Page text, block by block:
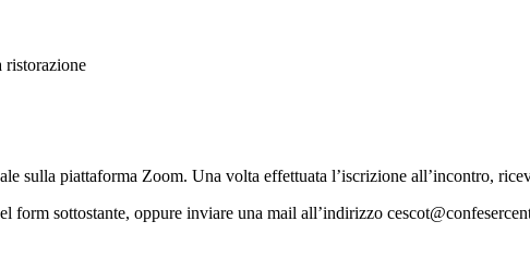
ristorazione
sulla piattaforma Zoom. Una volta effettuata l’iscrizione all’incontro,
form sottostante, oppure inviare una mail all’indirizzo